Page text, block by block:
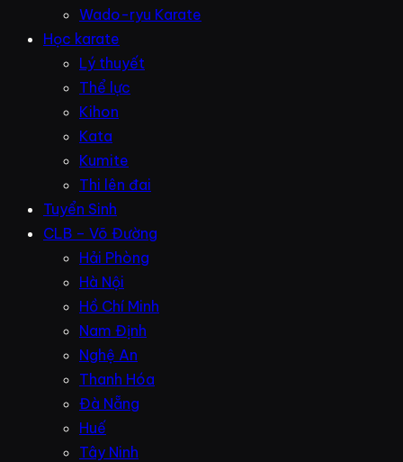
Wado-ryu Karate
Học karate
Lý thuyết
Thể lực
Kihon
Kata
Kumite
Thi lên đai
Tuyển Sinh
CLB – Võ Đường
Hải Phòng
Hà Nội
Hồ Chí Minh
Nam Định
Nghệ An
Thanh Hóa
Đà Nẵng
Huế
Tây Ninh